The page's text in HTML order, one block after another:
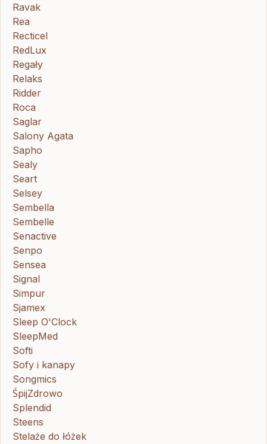
Ravak
Rea
Recticel
RedLux
Regały
Relaks
Ridder
Roca
Saglar
Salony Agata
Sapho
Sealy
Seart
Selsey
Sembella
Sembelle
Senactive
Senpo
Sensea
Signal
Simpur
Sjamex
Sleep O'Clock
SleepMed
Softi
Sofy i kanapy
Songmics
ŚpijZdrowo
Splendid
Steens
Stelaże do łóżek